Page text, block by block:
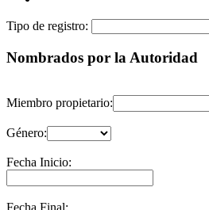
Tipo de registro:
Nombrados por la Autoridad
Miembro propietario:
Género:
Fecha Inicio: